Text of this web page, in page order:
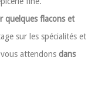
quelques flacons et
sur les spécialités et
attendons dans